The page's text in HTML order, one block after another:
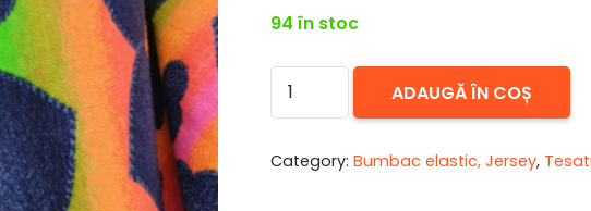
94 în stoc
Cantitate
Jerse
elastic)
ADAUGĂ ÎN COȘ
Category: Bumbac elastic, Jersey,